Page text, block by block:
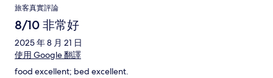
旅客真實評論
8/10 非常好
2025 年 8 月 21 日
使用 Google 翻譯
food excellent; bed excellent.